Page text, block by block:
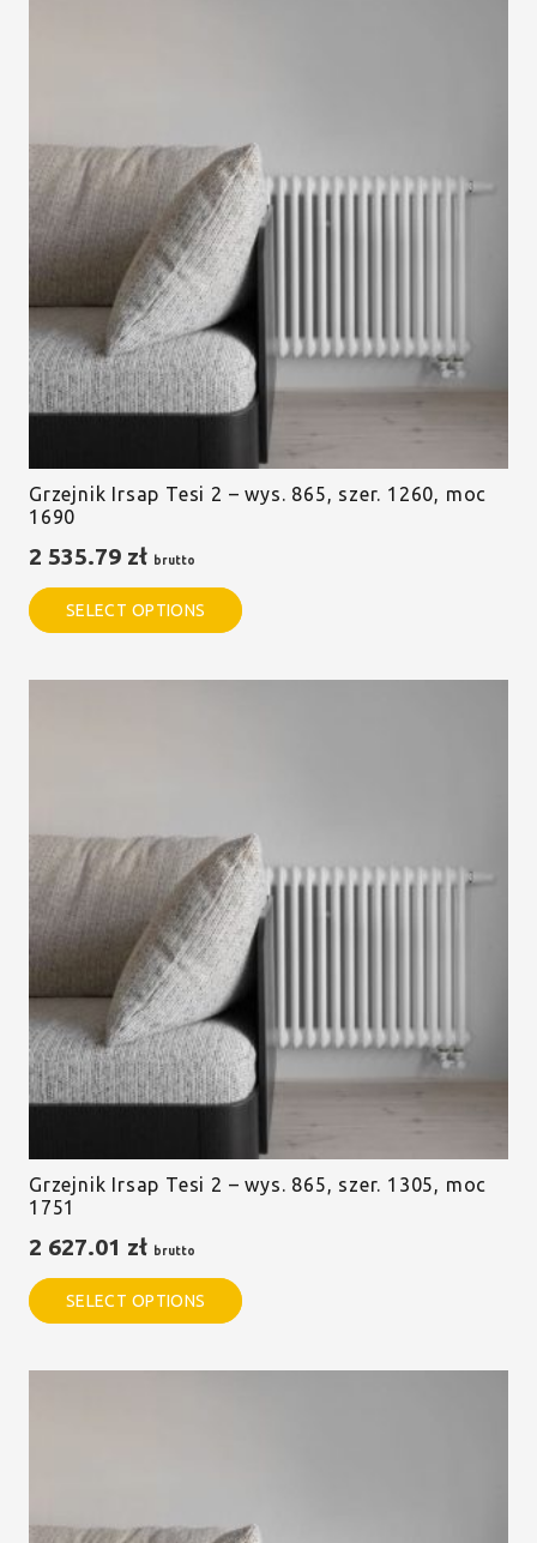
Grzejnik Irsap Tesi 2 – wys. 865, szer. 1260, moc
1690
2 535.79 zł brutto
SELECT OPTIONS
Grzejnik Irsap Tesi 2 – wys. 865, szer. 1305, moc
1751
2 627.01 zł brutto
SELECT OPTIONS